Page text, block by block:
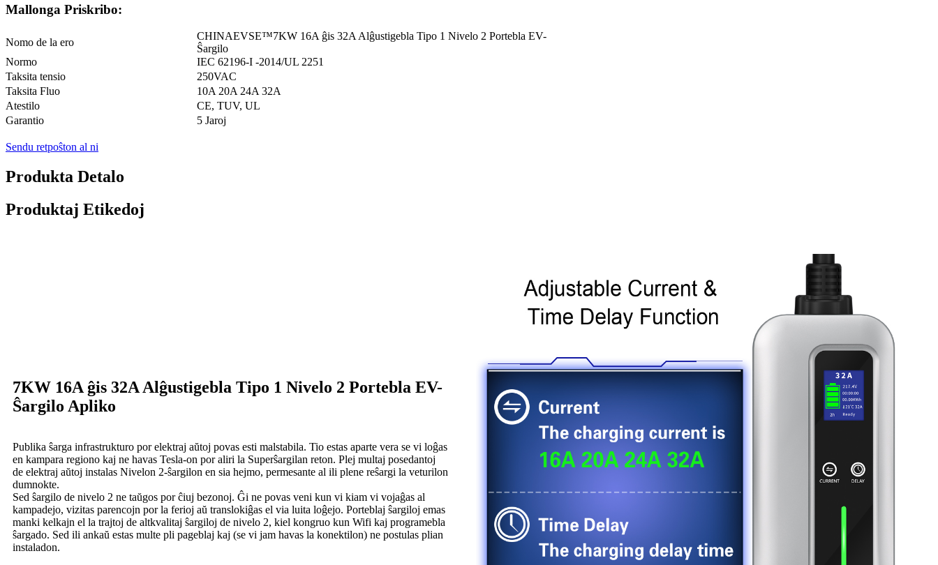
Mallonga Priskribo:
Nomo de la ero
CHINAEVSE™️7KW 16A ĝis 32A Alĝustigebla Tipo 1 Nivelo 2 Portebla EV-
Ŝargilo
Normo
IEC 62196-I -2014/UL 2251
Taksita tensio
250VAC
Taksita Fluo
10A 20A 24A 32A
Atestilo
CE, TUV, UL
Garantio
5 Jaroj
Sendu retpoŝton al ni
Produkta Detalo
Produktaj Etikedoj
7KW 16A ĝis 32A Alĝustigebla Tipo 1 Nivelo 2 Portebla EV-
Ŝargilo Apliko
Publika ŝarga infrastrukturo por elektraj aŭtoj povas esti malstabila. Tio estas aparte vera se vi loĝas
en kampara regiono kaj ne havas Tesla-on por aliri la Superŝargilan reton. Plej multaj posedantoj
de elektraj aŭtoj instalas Nivelon 2-ŝargilon en sia hejmo, permesante al ili plene reŝargi la veturilon
dumnokte.
Sed ŝargilo de nivelo 2 ne taŭgos por ĉiuj bezonoj. Ĝi ne povas veni kun vi kiam vi vojaĝas al
kampadejo, vizitas parencojn por la ferioj aŭ translokiĝas el via luita loĝejo. Porteblaj ŝargiloj emas
manki kelkajn el la trajtoj de altkvalitaj ŝargiloj de nivelo 2, kiel kongruo kun Wifi kaj programebla
ŝargado. Sed ili ankaŭ estas multe pli pageblaj kaj (se vi jam havas la konektilon) ne postulas plian
instaladon.